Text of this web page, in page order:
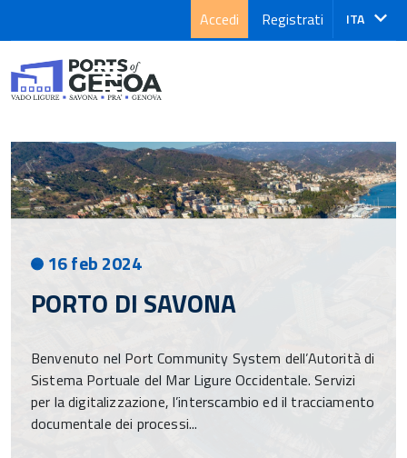
Accedi Registrati Lingua
ITA
16 feb 2024
PORTO DI SAVONA
Benvenuto nel Port Community System dell’Autorità di
Sistema Portuale del Mar Ligure Occidentale. Servizi
per la digitalizzazione, l’interscambio ed il tracciamento
documentale dei processi...